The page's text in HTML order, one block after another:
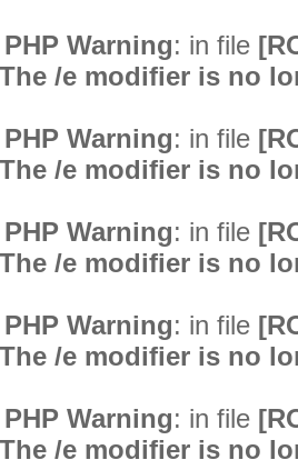
Warning: in file
/e modifier is no
Warning: in file
/e modifier is no
Warning: in file
/e modifier is no
Warning: in file
/e modifier is no
Warning: in file
/e modifier is no